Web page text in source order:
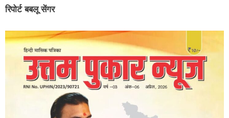
रिपोर्ट बबलू सेंगर